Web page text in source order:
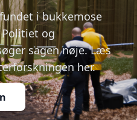
i bukkemose
og
sagen nøje. Læs
her.